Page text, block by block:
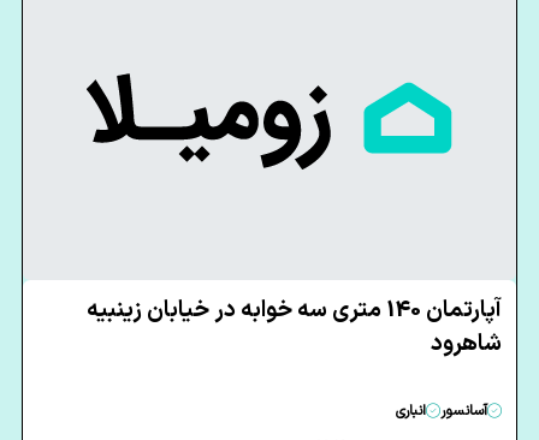
آپارتمان 140 متری سه خوابه در خیابان زینبیه
شاهرود
آسانسور انباری